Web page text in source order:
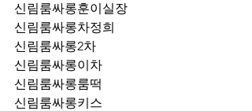
신림룸싸롱훈이실장
신림룸싸롱차정희
신림룸싸롱2차
신림룸싸롱이차
신림룸싸롱룸떡
신림룸싸롱키스